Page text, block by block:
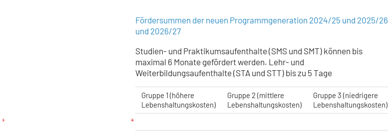
Fördersummen der neuen Programmgeneration 2024/25 und 2025/26
und 2026/27
Studien- und Praktikumsaufenthalte (SMS und SMT) können bis
maximal 6 Monate gefördert werden. Lehr- und
Weiterbildungsaufenthalte (STA und STT) bis zu 5 Tage
Gruppe 1 (höhere
Lebenshaltungskosten)
Gruppe 2 (mittlere
Lebenshaltungskosten)
Gruppe 3 (niedrigere
Lebenshaltungskosten)